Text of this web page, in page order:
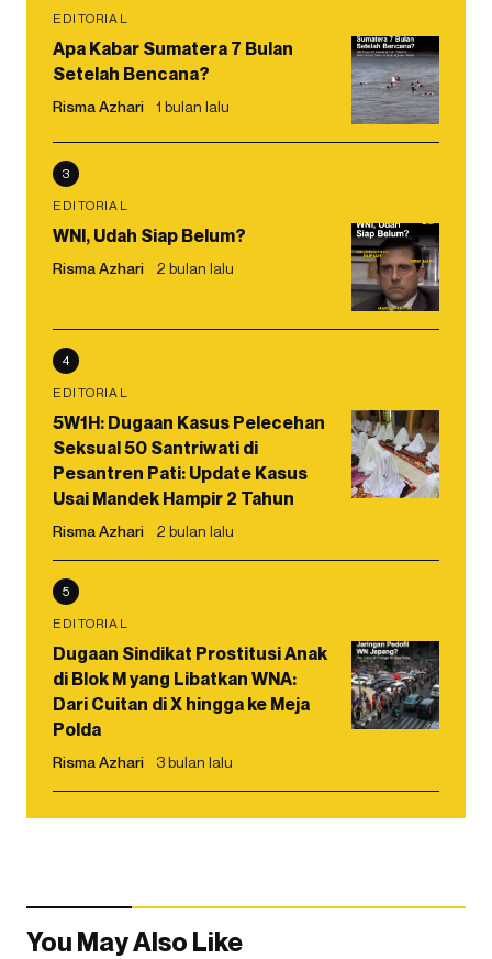
EDITORIAL
Apa Kabar Sumatera 7 Bulan
Setelah Bencana?
Risma Azhari 1 bulan lalu
3
EDITORIAL
WNI, Udah Siap Belum?
Risma Azhari 2 bulan lalu
4
EDITORIAL
5W1H: Dugaan Kasus Pelecehan
Seksual 50 Santriwati di
Pesantren Pati: Update Kasus
Usai Mandek Hampir 2 Tahun
Risma Azhari 2 bulan lalu
5
EDITORIAL
Dugaan Sindikat Prostitusi Anak
di Blok M yang Libatkan WNA:
Dari Cuitan di X hingga ke Meja
Polda
Risma Azhari 3 bulan lalu
You May Also Like